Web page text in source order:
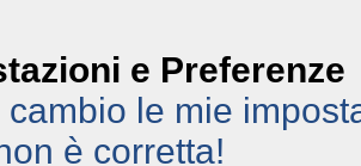
e Preferenze
cambio le mie
è corretta!